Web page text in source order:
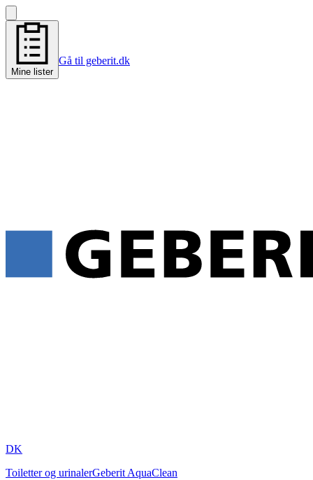
Mine lister
Gå til geberit.dk
DK
Toiletter og urinalerGeberit AquaClean